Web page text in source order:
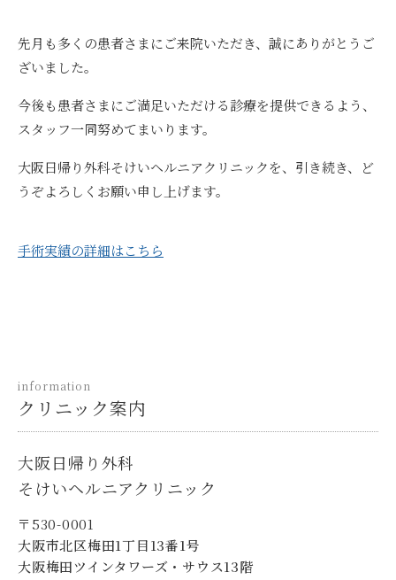
先月も多くの患者さまにご来院いただき、誠にありがとうご
ざいました。
今後も患者さまにご満足いただける診療を提供できるよう、
スタッフ一同努めてまいります。
大阪日帰り外科そけいヘルニアクリニックを、引き続き、ど
うぞよろしくお願い申し上げます。
手術実績の詳細はこちら
information
クリニック案内
大阪日帰り外科
そけいヘルニアクリニック
〒530-0001
大阪市北区梅田1丁目13番1号
大阪梅田ツインタワーズ・サウス13階